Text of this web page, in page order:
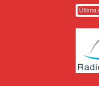
Última